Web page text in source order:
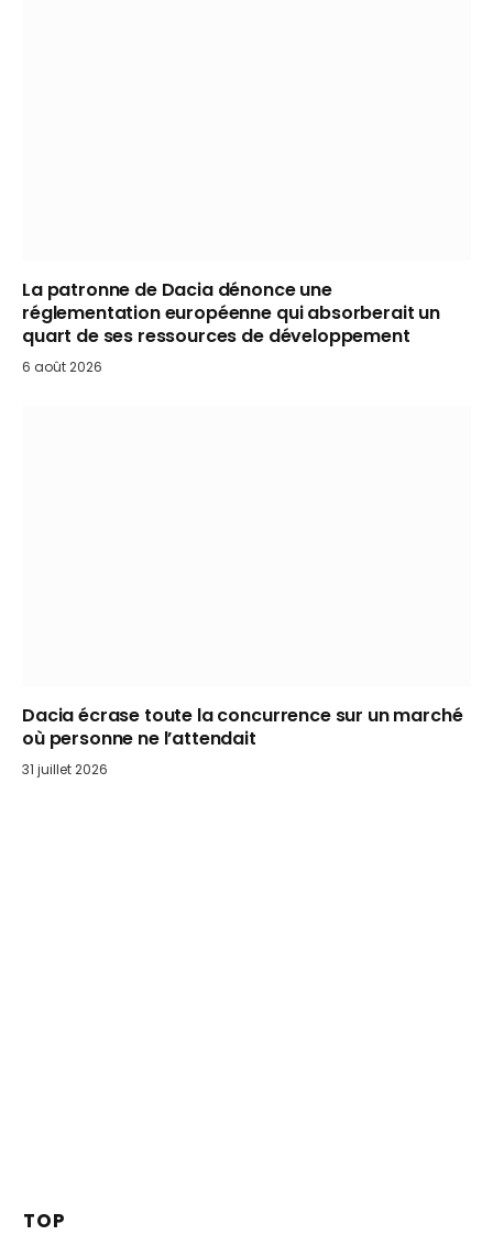
La patronne de Dacia dénonce une
réglementation européenne qui absorberait un
quart de ses ressources de développement
6 août 2026
Dacia écrase toute la concurrence sur un marché
où personne ne l’attendait
31 juillet 2026
TOP